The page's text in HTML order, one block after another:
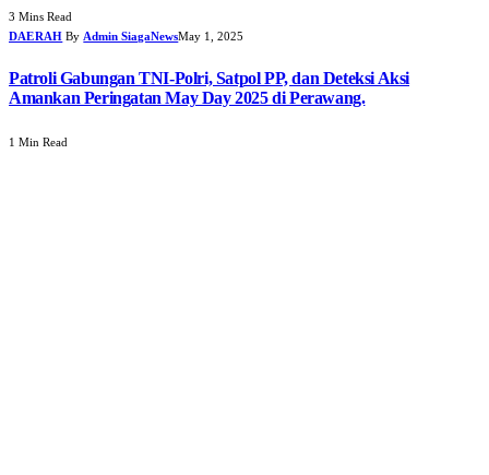
3 Mins Read
DAERAH By Admin SiagaNewsMay 1, 2025
Patroli Gabungan TNI-Polri, Satpol PP, dan Deteksi Aksi
Amankan Peringatan May Day 2025 di Perawang.
1 Min Read